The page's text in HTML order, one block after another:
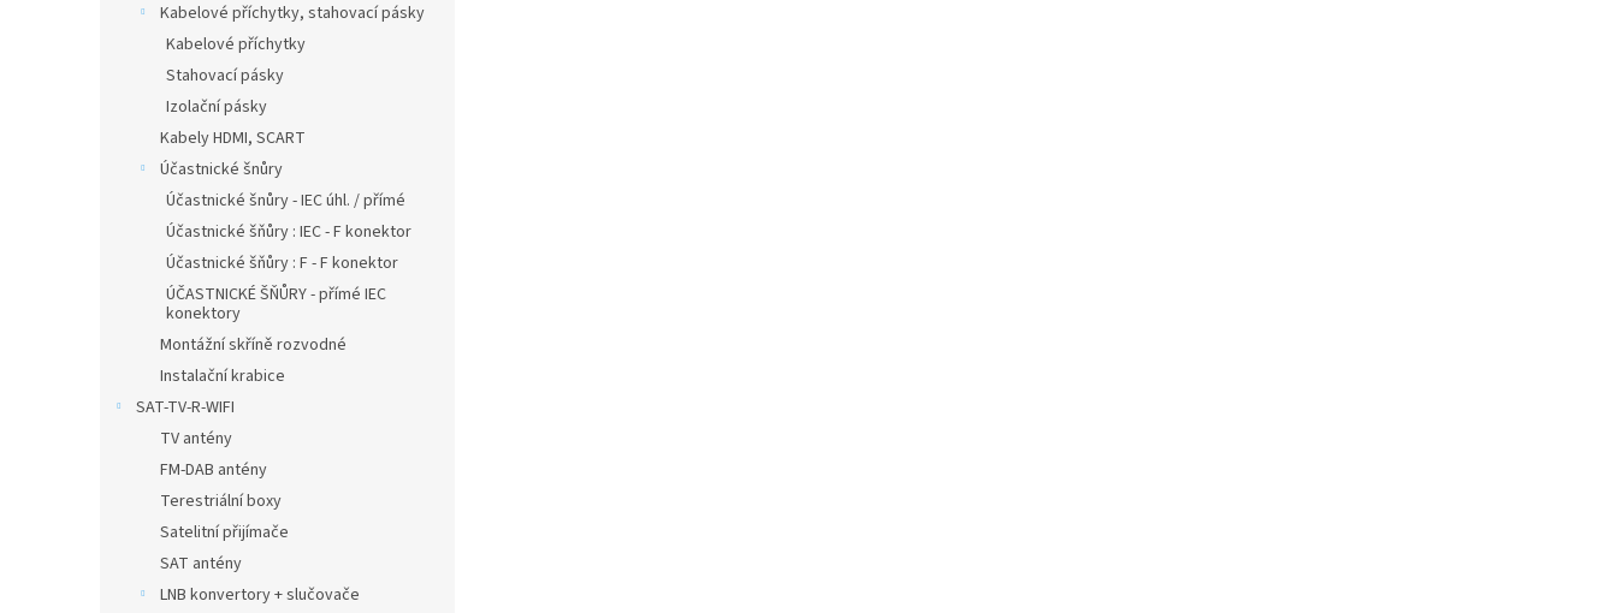
Kabelové příchytky, stahovací pásky
Kabelové příchytky
Stahovací pásky
Izolační pásky
Kabely HDMI, SCART
Účastnické šnůry
Účastnické šnůry - IEC úhl. / přímé
Účastnické šňůry : IEC - F konektor
Účastnické šňůry : F - F konektor
ÚČASTNICKÉ ŠŇŮRY - přímé IEC
konektory
Montážní skříně rozvodné
Instalační krabice
SAT-TV-R-WIFI
TV antény
FM-DAB antény
Terestriální boxy
Satelitní přijímače
SAT antény
LNB konvertory + slučovače